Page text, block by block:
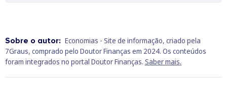
Sobre o autor: Economias - Site de informação, criado pela
7Graus, comprado pelo Doutor Finanças em 2024. Os conteúdos
foram integrados no portal Doutor Finanças. Saber mais.